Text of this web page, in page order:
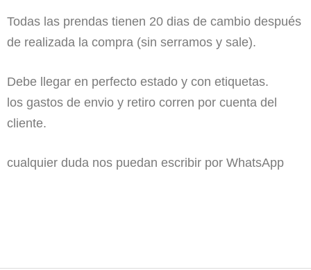
Todas las prendas tienen 20 dias de cambio después
de realizada la compra (sin serramos y sale).
Debe llegar en perfecto estado y con etiquetas.
los gastos de envio y retiro corren por cuenta del
cliente.
cualquier duda nos puedan escribir por WhatsApp